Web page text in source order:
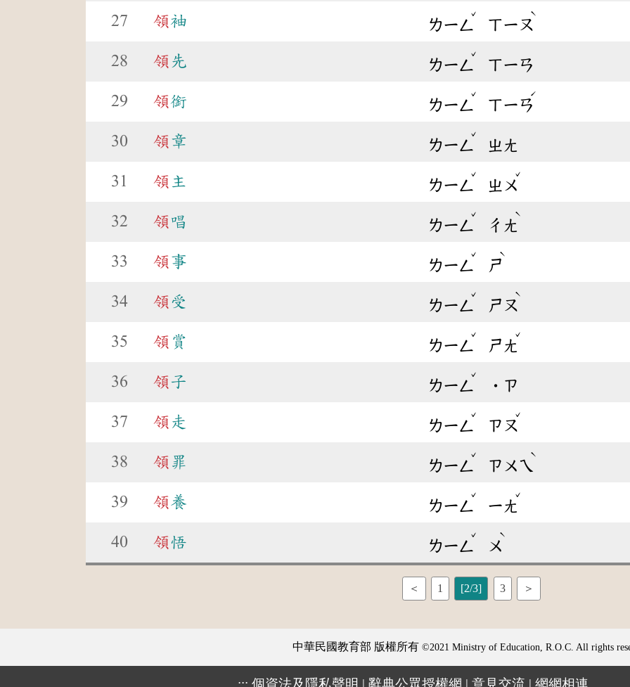
27 領袖 ㄌㄧㄥ
ˇ
ㄒㄧㄡ
ˋ
28 領 先 ㄌㄧㄥ
ˇ
ㄒㄧㄢ
29 領銜 ㄌㄧㄥ
ˇ
ㄒㄧㄢ
ˊ
30 領 章 ㄌㄧㄥ
ˇ
ㄓㄤ
31 領 主 ㄌㄧㄥ
ˇ
ㄓㄨ
ˇ
32 領 唱 ㄌㄧㄥ
ˇ
ㄔㄤ
ˋ
33 領 事 ㄌㄧㄥ
ˇ
ㄕ
ˋ
34 領 受 ㄌㄧㄥ
ˇ
ㄕㄡ
ˋ
35 領 賞 ㄌㄧㄥ
ˇ
ㄕㄤ
ˇ
36 領 子 ㄌㄧㄥ
ˇ
˙ㄗ
37 領 走 ㄌㄧㄥ
ˇ
ㄗㄡ
ˇ
38 領 罪 ㄌㄧㄥ
ˇ
ㄗㄨㄟ
ˋ
39 領養 ㄌㄧㄥ
ˇ
ㄧㄤ
ˇ
40 領悟 ㄌㄧㄥ
ˇ
ㄨ
ˋ
＜ 1 [2/3] 3 ＞
中華民國教育部 版權所有 ©2021 Ministry of Education, R.O.C. All rights
::: 個資法及隱私聲明 | 辭典公眾授權網 | 意見交流 | 網網相連